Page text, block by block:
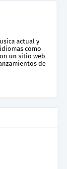
actual y
como
un sitio web
de